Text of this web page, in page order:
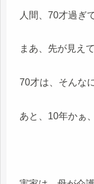
人間、70才過ぎ
まあ、先が見え
70才は、そんな
あと、10年かぁ